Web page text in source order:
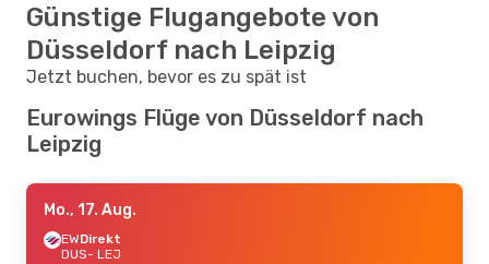
Günstige Flugangebote von
Düsseldorf nach Leipzig
Jetzt buchen, bevor es zu spät ist
Eurowings Flüge von Düsseldorf nach
Leipzig
Mo., 17. Aug.
EWDirekt
DUS- LEJ